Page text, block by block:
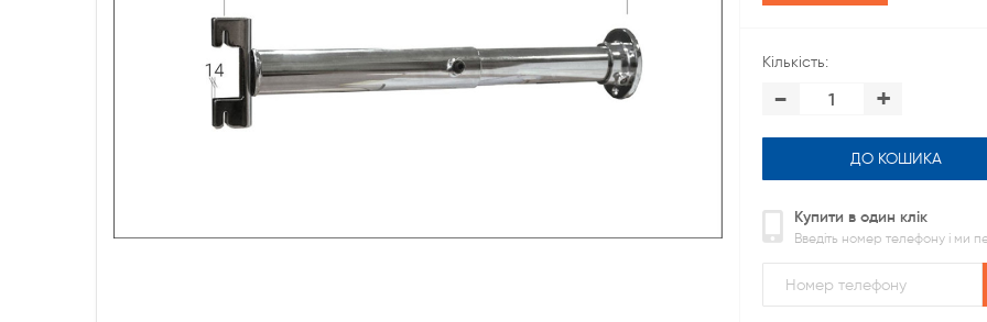
Кількість:
- +
ДО КОШИКА
Купити в один клік
Введіть номер телефону і ми